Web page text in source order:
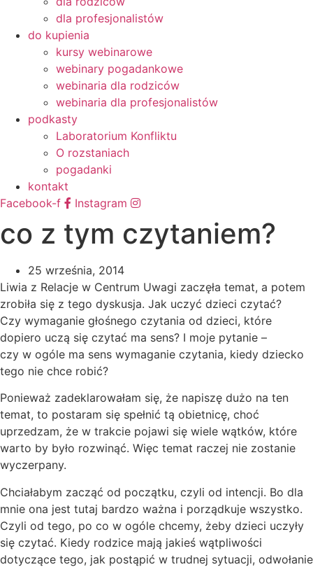
dla profesjonalistów
do kupienia
kursy webinarowe
webinary pogadankowe
webinaria dla rodziców
webinaria dla profesjonalistów
podkasty
Laboratorium Konfliktu
O rozstaniach
pogadanki
kontakt
Facebook-f
Instagram
co z tym czytaniem?
25 września, 2014
Liwia z Relacje w Centrum Uwagi zaczęła temat, a potem
zrobiła się z tego dyskusja. Jak uczyć dzieci czytać?
Czy wymaganie głośnego czytania od dzieci, które
dopiero uczą się czytać ma sens? I moje pytanie –
czy w ogóle ma sens wymaganie czytania, kiedy dziecko
tego nie chce robić?
Ponieważ zadeklarowałam się, że napiszę dużo na ten
temat, to postaram się spełnić tą obietnicę, choć
uprzedzam, że w trakcie pojawi się wiele wątków, które
warto by było rozwinąć. Więc temat raczej nie zostanie
wyczerpany.
Chciałabym zacząć od początku, czyli od intencji. Bo dla
mnie ona jest tutaj bardzo ważna i porządkuje wszystko.
Czyli od tego, po co w ogóle chcemy, żeby dzieci uczyły
się czytać. Kiedy rodzice mają jakieś wątpliwości
dotyczące tego, jak postąpić w trudnej sytuacji, odwołanie